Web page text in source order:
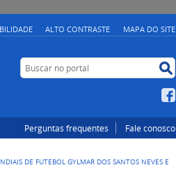
ALTO CONTRASTE MAPA DO SITE
Buscar no portal
Perguntas frequentes Fale conosco
DE FUTEBOL GYLMAR DOS SANTOS NEVES E